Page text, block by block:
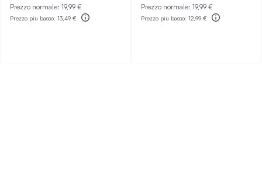
Prezzo normale: 19,99 €
Prezzo più basso: 13,49 €
Prezzo normale: 19,99 €
Prezzo più basso: 12,99 €